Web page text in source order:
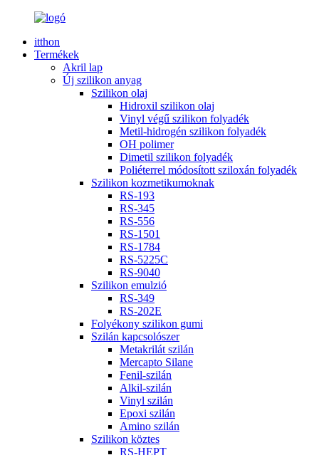
itthon
Termékek
Akril lap
Új szilikon anyag
Szilikon olaj
Hidroxil szilikon olaj
Vinyl végű szilikon folyadék
Metil-hidrogén szilikon folyadék
OH polimer
Dimetil szilikon folyadék
Poliéterrel módosított sziloxán folyadék
Szilikon kozmetikumoknak
RS-193
RS-345
RS-556
RS-1501
RS-1784
RS-5225C
RS-9040
Szilikon emulzió
RS-349
RS-202E
Folyékony szilikon gumi
Szilán kapcsolószer
Metakrilát szilán
Mercapto Silane
Fenil-szilán
Alkil-szilán
Vinyl szilán
Epoxi szilán
Amino szilán
Szilikon köztes
RS-HEPT